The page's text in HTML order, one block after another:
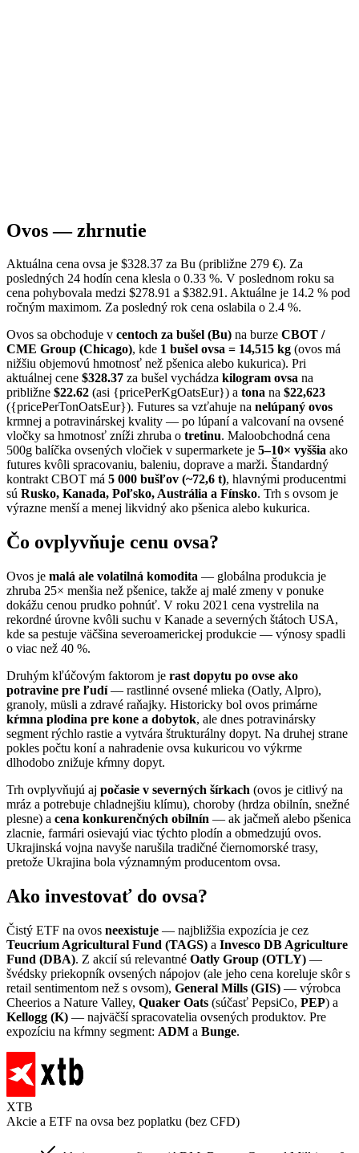
Ovos — zhrnutie
Aktuálna cena ovsa je $328.37 za Bu (približne 279 €). Za
posledných 24 hodín cena klesla o 0.33 %. V poslednom roku sa
cena pohybovala medzi $278.91 a $382.91. Aktuálne je 14.2 % pod
ročným maximom. Za posledný rok cena oslabila o 2.4 %.
Ovos sa obchoduje v centoch za bušel (Bu) na burze CBOT /
CME Group (Chicago), kde 1 bušel ovsa = 14,515 kg (ovos má
nižšiu objemovú hmotnosť než pšenica alebo kukurica). Pri
aktuálnej cene $328.37 za bušel vychádza kilogram ovsa na
približne $22.62 (asi {pricePerKgOatsEur}) a tona na $22,623
({pricePerTonOatsEur}). Futures sa vzťahuje na nelúpaný ovos
krmnej a potravinárskej kvality — po lúpaní a valcovaní na ovsené
vločky sa hmotnosť zníži zhruba o tretinu. Maloobchodná cena
500g balíčka ovsených vločiek v supermarkete je 5–10× vyššia ako
futures kvôli spracovaniu, baleniu, doprave a marži. Štandardný
kontrakt CBOT má 5 000 bušľov (~72,6 t), hlavnými producentmi
sú Rusko, Kanada, Poľsko, Austrália a Fínsko. Trh s ovsom je
výrazne menší a menej likvidný ako pšenica alebo kukurica.
Čo ovplyvňuje cenu ovsa?
Ovos je malá ale volatilná komodita — globálna produkcia je
zhruba 25× menšia než pšenice, takže aj malé zmeny v ponuke
dokážu cenou prudko pohnúť. V roku 2021 cena vystrelila na
rekordné úrovne kvôli suchu v Kanade a severných štátoch USA,
kde sa pestuje väčšina severoamerickej produkcie — výnosy spadli
o viac než 40 %.
Druhým kľúčovým faktorom je rast dopytu po ovse ako
potravine pre ľudí— rastlinné ovsené mlieka (Oatly, Alpro),
granoly, müsli a zdravé raňajky. Historicky bol ovos primárne
kŕmna plodina pre kone a dobytok, ale dnes potravinársky
segment rýchlo rastie a vytvára štrukturálny dopyt. Na druhej strane
pokles počtu koní a nahradenie ovsa kukuricou vo výkrme
dlhodobo znižuje kŕmny dopyt.
Trh ovplyvňujú aj počasie v severných šírkach (ovos je citlivý na
mráz a potrebuje chladnejšiu klímu), choroby (hrdza obilnín, snežné
plesne) a cena konkurenčných obilnín — ak jačmeň alebo pšenica
zlacnie, farmári osievajú viac týchto plodín a obmedzujú ovos.
Ukrajinská vojna navyše narušila tradičné čiernomorské trasy,
pretože Ukrajina bola významným producentom ovsa.
Ako investovať do ovsa?
Čistý ETF na ovos neexistuje — najbližšia expozícia je cez
Teucrium Agricultural Fund (TAGS) a Invesco DB Agriculture
Fund (DBA). Z akcií sú relevantné Oatly Group (OTLY) —
švédsky priekopník ovsených nápojov (ale jeho cena koreluje skôr s
retail sentimentom než s ovsom), General Mills (GIS) — výrobca
Cheerios a Nature Valley, Quaker Oats (súčasť PepsiCo, PEP) a
Kellogg (K) — najväčší spracovatelia ovsených produktov. Pre
expozíciu na kŕmny segment: ADM a Bunge.
XTB
Akcie a ETF na ovsa bez poplatku (bez CFD)